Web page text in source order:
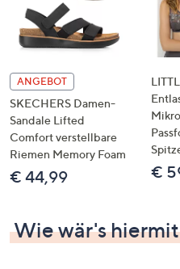
ANGEBOT
SKECHERS Damen-
Sandale Lifted
Comfort verstellbare
Riemen Memory Foam
€ 44,99 €
Wie wär's